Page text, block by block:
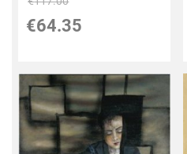
€64.35